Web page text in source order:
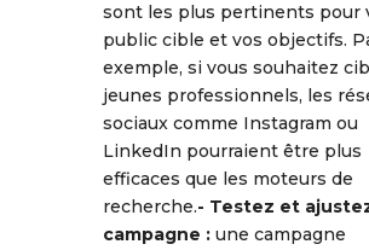
sont les plus pertinents pour
public cible et vos objectifs.
exemple, si vous souhaitez
jeunes professionnels, les
sociaux comme Instagram ou
LinkedIn pourraient être plus
efficaces que les moteurs de
recherche.- Testez et
campagne : une campagne